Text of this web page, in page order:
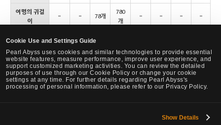
Cookie Use and Settings Guide
Pearl Abyss uses cookies and similar technologies to provide essential
website features, measure performance, improve user experience, and
support customized marketing activities. You can review the detailed
purposes of use through our Cookie Policy or change your cookie
settings at any time. For further details regarding Pearl Abyss's
processing of personal information, please refer to our Privacy Policy.
Show Details
여명의 귀걸
이
- - 78개
780
개
- - - -
섬뜩한 등 뒤
- - 60개
투로의 허리
띠
- - 35개
350
개
- - - -
깨어난 달의
250
250
-